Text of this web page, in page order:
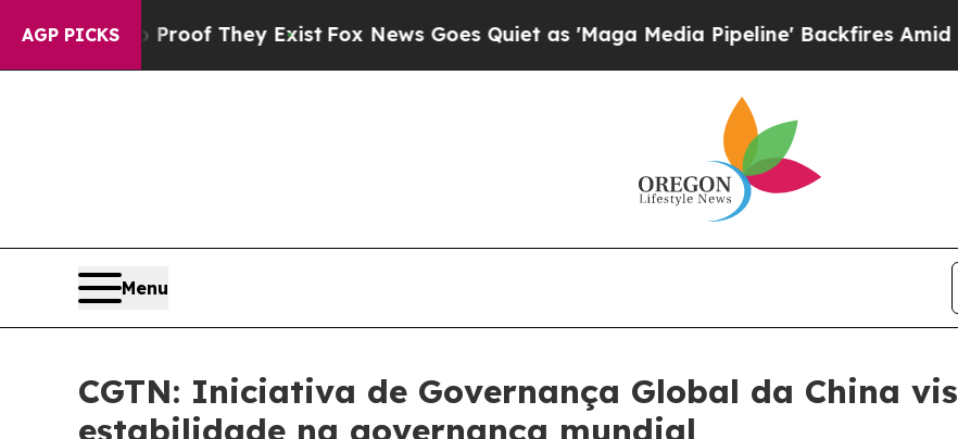
AGP PICKS
no Proof They Exist Fox News Goes Quiet as 'Maga Media Pipeline' Backfires Amid Rumors
Menu
CGTN: Iniciativa de Governança Global da China
estabilidade na governança mundial